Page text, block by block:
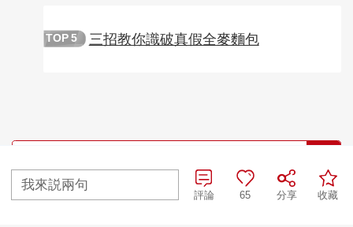
TOP 5 三招教你識破真假全麥麵包
我來説兩句
收藏
分享
65
評論